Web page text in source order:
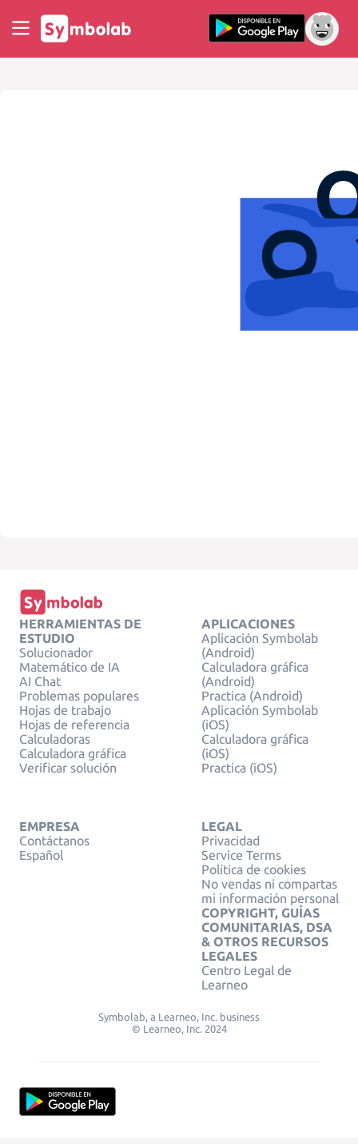
HERRAMIENTAS DE
ESTUDIO
Solucionador
Matemático de IA
AI Chat
Problemas populares
Hojas de trabajo
Hojas de referencia
Calculadoras
Calculadora gráfica
Verificar solución
APLICACIONES
Aplicación Symbolab
(Android)
Calculadora gráfica
(Android)
Practica (Android)
Aplicación Symbolab
(iOS)
Calculadora gráfica
(iOS)
Practica (iOS)
EMPRESA
Contáctanos
Español
LEGAL
Privacidad
Service Terms
Política de cookies
No vendas ni compartas
mi información personal
COPYRIGHT, GUÍAS
COMUNITARIAS, DSA
& OTROS RECURSOS
LEGALES
Centro Legal de
Learneo
Symbolab, a Learneo, Inc. business
© Learneo, Inc. 2024